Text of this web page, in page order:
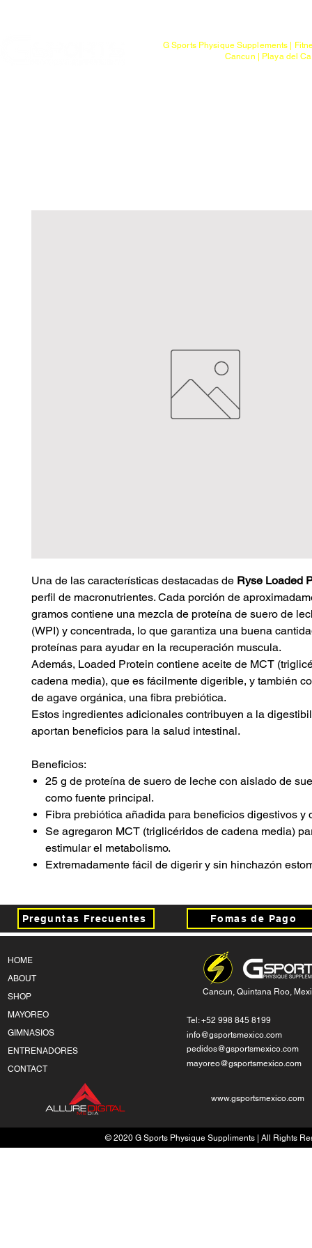
G Sports Physique Supplements |
Cancun | Playa del
Una de las características destacadas de Ryse Loaded
perfil de macronutrientes. Cada porción de
gramos contiene una mezcla de proteína de suero de
(WPI) y concentrada, lo que garantiza una buena
proteínas para ayudar en la recuperación muscula.
Además, Loaded Protein contiene aceite de MCT
cadena media), que es fácilmente digerible, y también
de agave orgánica, una fibra prebiótica.
Estos ingredientes adicionales contribuyen a la
aportan beneficios para la salud intestinal.
Beneficios:
25 g de proteína de suero de leche con aislado de
como fuente principal.
Fibra prebiótica añadida para beneficios digestivos y
Se agregaron MCT (triglicéridos de cadena media)
estimular el metabolismo.
Extremadamente fácil de digerir y sin hinchazón
Preguntas Frecuentes Fomas de Pago
HOME
ABOUT
SHOP
MAYOREO
GIMNASIOS
ENTRENADORES
CONTACT
Cancun, Quintana Roo,
Tel: +52 998 845 8199
info@gsportsmexico.com
pedidos@gsportsmexico.com
mayoreo@gsportsmexico.com
www.gsportsmexico.com
© 2020 G Sports Physique Suppliments | All Rights